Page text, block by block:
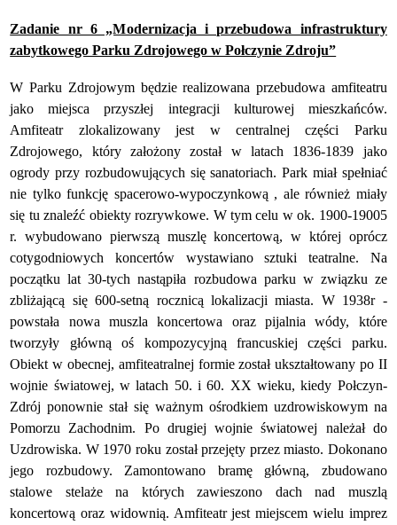
Zadanie nr 6 „Modernizacja i przebudowa infrastruktury
zabytkowego Parku Zdrojowego w Połczynie Zdroju”
W Parku Zdrojowym będzie realizowana przebudowa amfiteatru
jako miejsca przyszłej integracji kulturowej mieszkańców.
Amfiteatr zlokalizowany jest w centralnej części Parku
Zdrojowego, który założony został w latach 1836-1839 jako
ogrody przy rozbudowujących się sanatoriach. Park miał spełniać
nie tylko funkcję spacerowo-wypoczynkową , ale również miały
się tu znaleźć obiekty rozrywkowe. W tym celu w ok. 1900-19005
r. wybudowano pierwszą muszlę koncertową, w której oprócz
cotygodniowych koncertów wystawiano sztuki teatralne. Na
początku lat 30-tych nastąpiła rozbudowa parku w związku ze
zbliżającą się 600-setną rocznicą lokalizacji miasta. W 1938r -
powstała nowa muszla koncertowa oraz pijalnia wódy, które
tworzyły główną oś kompozycyjną francuskiej części parku.
Obiekt w obecnej, amfiteatralnej formie został ukształtowany po II
wojnie światowej, w latach 50. i 60. XX wieku, kiedy Połczyn-
Zdrój ponownie stał się ważnym ośrodkiem uzdrowiskowym na
Pomorzu Zachodnim. Po drugiej wojnie światowej należał do
Uzdrowiska. W 1970 roku został przejęty przez miasto. Dokonano
jego rozbudowy. Zamontowano bramę główną, zbudowano
stalowe stelaże na których zawieszono dach nad muszlą
koncertową oraz widownią. Amfiteatr jest miejscem wielu imprez